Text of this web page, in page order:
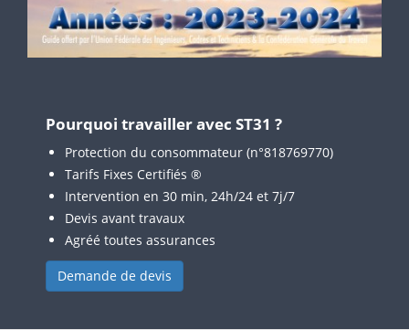
Pourquoi travailler avec ST31 ?
Protection du consommateur (n°818769770)
Tarifs Fixes Certifiés ®
Intervention en 30 min, 24h/24 et 7j/7
Devis avant travaux
Agréé toutes assurances
Demande de devis